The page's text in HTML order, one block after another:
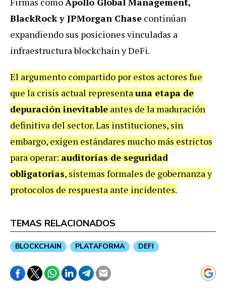
BlackRock y JPMorgan Chase continúan
expandiendo sus posiciones vinculadas a
infraestructura blockchain y DeFi.
El argumento compartido por estos actores fue
que la crisis actual representauna etapa de
depuración inevitable antes de la maduración
definitiva del sector. Las instituciones, sin
embargo, exigen estándares mucho más estrictos
para operar: auditorías de seguridad
obligatorias, sistemas formales de gobernanza y
protocolos de respuesta ante incidentes.
TEMAS RELACIONADOS
BLOCKCHAIN PLATAFORMA DEFI